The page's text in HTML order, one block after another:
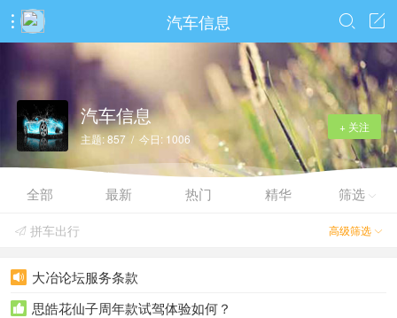
 汽车信息 

+ 关注
汽车信息
主题: 857 / 今日: 1006
全部 最新 热门 精华 筛选 
高级筛选 
 拼车出行
 大冶论坛服务条款
 思皓花仙子周年款试驾体验如何？